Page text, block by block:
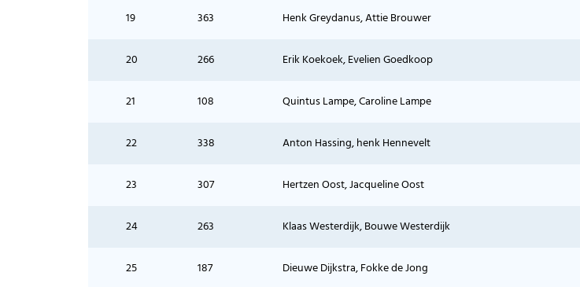
19 363 Henk Greydanus, Attie Brouwer
20 266 Erik Koekoek, Evelien Goedkoop
21 108 Quintus Lampe, Caroline Lampe
22 338 Anton Hassing, henk Hennevelt
23 307 Hertzen Oost, Jacqueline Oost
24 263 Klaas Westerdijk, Bouwe Westerdijk
25 187 Dieuwe Dijkstra, Fokke de Jong